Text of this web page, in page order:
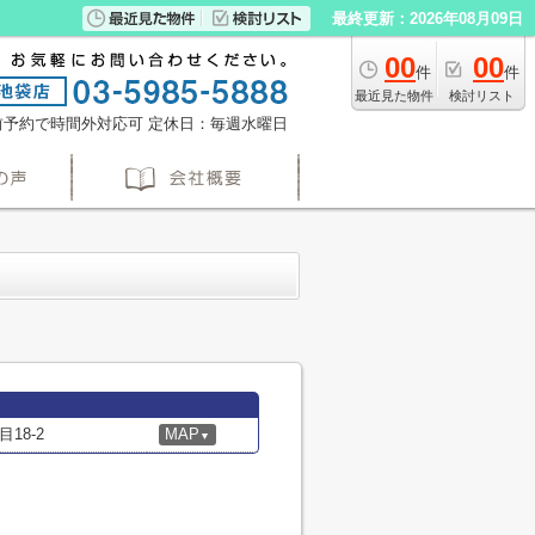
最終更新：2026年08月09日
00件
最近見た物件
00件
検討リスト
約で時間外対応可 定休日：毎週水曜日
18-2 MAP ▼